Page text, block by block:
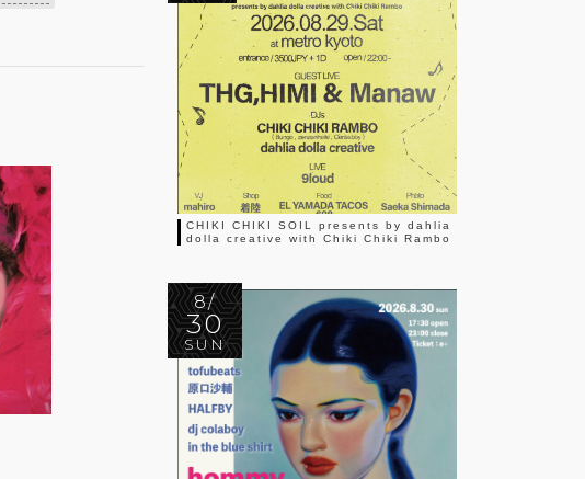
CHIKI CHIKI SOIL presents by dahlia
dolla creative with Chiki Chiki Rambo
8/
30
SUN